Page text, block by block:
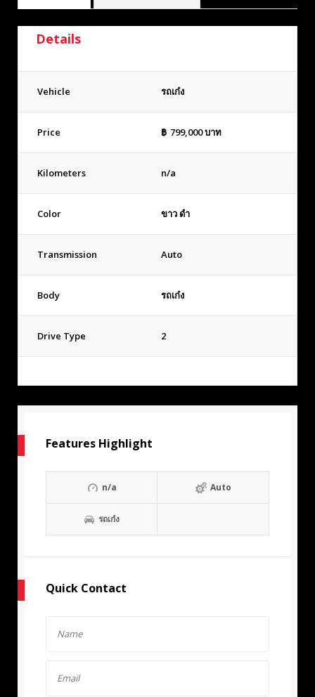
Details
Vehicle รถเก๋ง
Price ฿ 799,000บาท
Kilometers n/a
Color ขาว ดำ
Transmission Auto
Body รถเก๋ง
Drive Type 2
Features Highlight
n/a Auto
รถเก๋ง
Quick Contact